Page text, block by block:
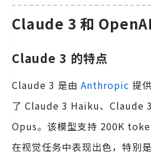
Claude 3 和
Claude 3 的特点
Claude 3 是由 Anthropic 提
了 Claude 3 Haiku、Claude
Opus。该模型支持 200K
在视觉任务中表现出色，特别